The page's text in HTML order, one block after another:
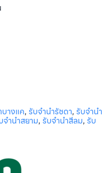
างแค, รับจำนำรัชดา, รับจำนำ
จำนำสยาม, รับจำนำสีลม, รับ